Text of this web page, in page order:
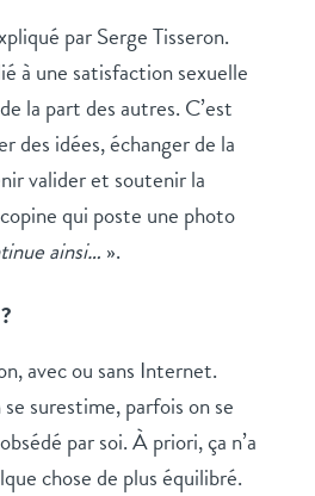
par Serge Tisseron.
à une satisfaction sexuelle
la part des autres. C’est
des idées, échanger de la
valider et soutenir la
qui poste une photo
ainsi… ».
avec ou sans Internet.
surestime, parfois on se
par soi. À priori, ça n’a
chose de plus équilibré.